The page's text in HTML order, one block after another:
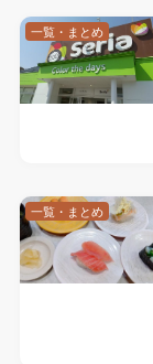
一覧・まとめ
一覧・まとめ